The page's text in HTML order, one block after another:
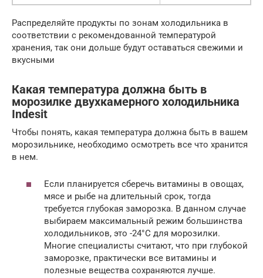
Распределяйте продукты по зонам холодильника в
соответствии с рекомендованной температурой
хранения, так они дольше будут оставаться свежими и
вкусными
Какая температура должна быть в
морозилке двухкамерного холодильника
Indesit
Чтобы понять, какая температура должна быть в вашем
морозильнике, необходимо осмотреть все что хранится
в нем.
Если планируется сберечь витамины в овощах,
мясе и рыбе на длительный срок, тогда
требуется глубокая заморозка. В данном случае
выбираем максимальный режим большинства
холодильников, это -24°С для морозилки.
Многие специалисты считают, что при глубокой
заморозке, практически все витамины и
полезные вещества сохраняются лучше.